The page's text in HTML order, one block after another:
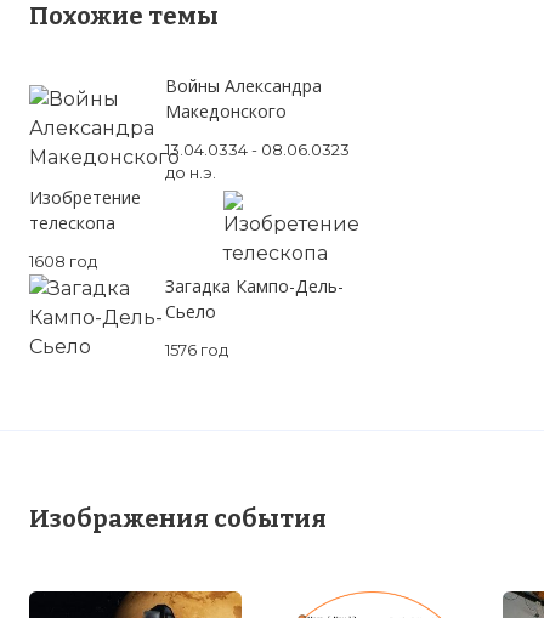
Похожие темы
Войны Александра
Македонского
13.04.0334 - 08.06.0323
до н.э.
Изобретение
телескопа
1608 год
Загадка Кампо-Дель-
Сьело
1576 год
Изображения события